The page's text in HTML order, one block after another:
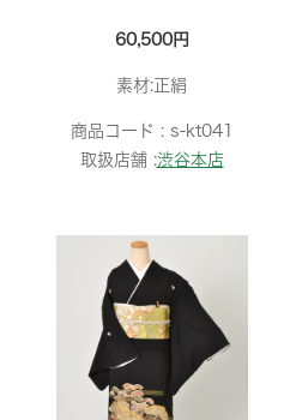
60,500円
素材:正絹
商品コード : s-kt041
取扱店舗 :渋谷本店